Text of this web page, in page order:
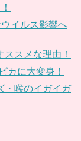
イルス影響へ
スメな理由！
カに大変身！
・喉のイガイガ